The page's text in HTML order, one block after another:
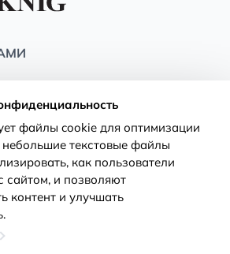
69d, LV-1082
Политика
конфиденциальности
Условия использования
файлы cookie для оптимизации
текстовые файлы
как пользователи
сайтом, и позволяют
контент и улучшать